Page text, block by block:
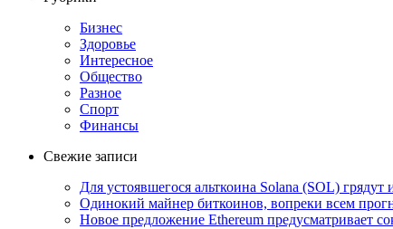
Бизнес
Здоровье
Интересное
Общество
Разное
Спорт
Финансы
Свежие записи
Для устоявшегося альткоина Solana (SOL)
Одинокий майнер биткоинов, вопреки всем
Новое предложение Ethereum предусматривает